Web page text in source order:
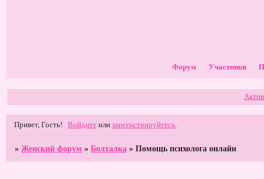
Форум Участники
Привет, Гость! Войдите илизарегистрируйтесь
»Женский форум »Болталка »Помощь психолога онлайн